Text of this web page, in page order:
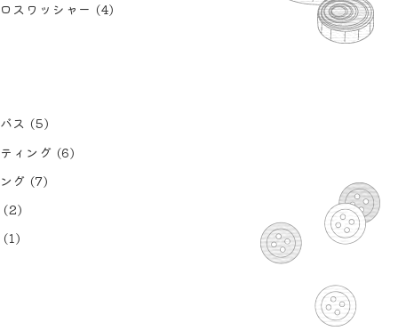
スワッシャー (4)
ス (5)
ィング (6)
グ (7)
(2)
(1)